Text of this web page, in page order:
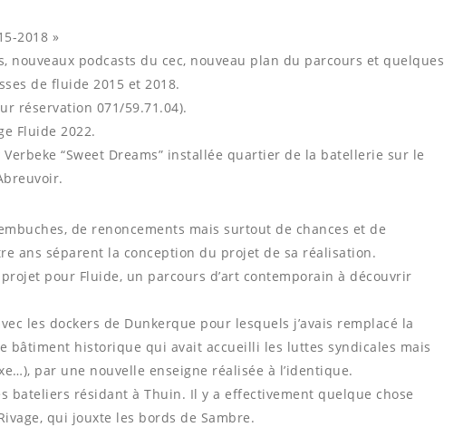
2018 »
nouveaux podcasts du cec, nouveau plan du parcours et quelques
de fluide 2015 et 2018.
réservation 071/59.71.04).
Fluide 2022.
“Sweet Dreams” installée quartier de la batellerie sur le
de renoncements mais surtout de chances et de
ans séparent la conception du projet de sa réalisation.
pour Fluide, un parcours d’art contemporain à découvrir
les dockers de Dunkerque pour lesquels j’avais remplacé la
bâtiment historique qui avait accueilli les luttes syndicales mais
par une nouvelle enseigne réalisée à l’identique.
bateliers résidant à Thuin. Il y a effectivement quelque chose
qui jouxte les bords de Sambre.